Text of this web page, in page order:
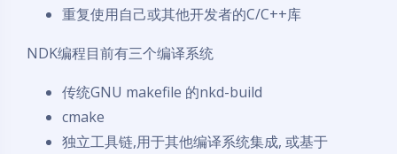
重复使用自己或其他开发者的C/C++库
NDK编程目前有三个编译系统
传统GNU makefile 的nkd-build
cmake
独立工具链,用于其他编译系统集成, 或基于